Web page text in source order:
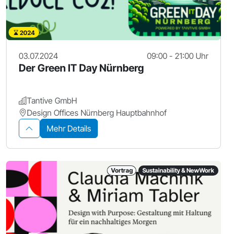
2024
03.07.2024 09:00 - 21:00 Uhr
Der Green IT Day Nürnberg
Tantive GmbH
Design Offices Nürnberg Hauptbahnhof
Mehr Details
Vortrag Sustainability & NewWork